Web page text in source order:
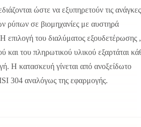
ώστε να εξυπηρετούν τις ανάγκες
ρύπων σε βιομηχανίες με αυστηρά
επιλογή του διαλύματος εξουδετέρωσης ,
και του πληρωτικού υλικού εξαρτάται
Η κατασκευή γίνεται από ανοξείδωτο
304 αναλόγως της εφαρμογής.